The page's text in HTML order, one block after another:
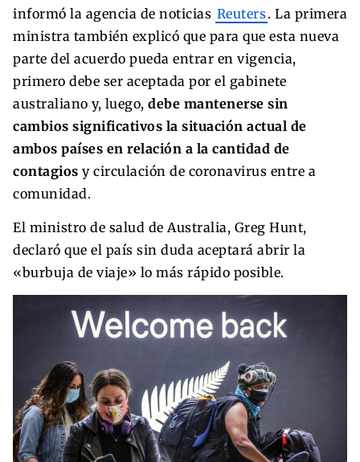
informó la agencia de noticias Reuters. La primera
ministra también explicó que para que esta nueva
parte del acuerdo pueda entrar en vigencia,
primero debe ser aceptada por el gabinete
australiano y, luego, debe mantenerse sin
cambios significativos la situación actual de
ambos países en relación a la cantidad de
contagios y circulación de coronavirus entre a
comunidad.
El ministro de salud de Australia, Greg Hunt,
declaró que el país sin duda aceptará abrir la
«burbuja de viaje» lo más rápido posible.